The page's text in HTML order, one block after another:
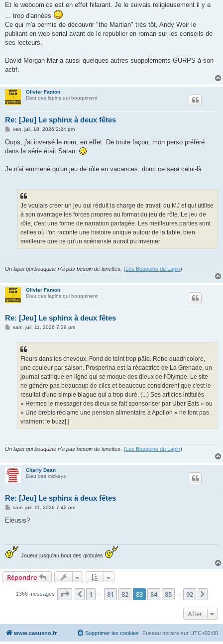
Et le webcomics est en effet hilarant. Je le suivais religieusement il y a
... trop d'années
Ce qui m'a permis de découvrir "the Martian" très tôt, Andy Weir le
publiant en web serial avant de le republier en roman sur les conseils de
ses lecteurs.
David Morgan-Mar a aussi quelques autres supppléments GURPS à son
actif.
Olivier Fanton
Dieu des lapins qui bouquinent
Re: [Jeu] Le sphinx à deux fêtes
M
s
a
ven. juil. 10, 2026 2:24 pm
Oups, j'ai inversé le nom, en effet. De toute façon, mon perso préféré
dans la série était Satan.
Je n'ai emmené qu'un jeu de rôle en vacances, donc ce sera celui-là.
Je voulais créer un jeu qui réduit la charge de travail du MJ et qui utilise
à son avantage les forces propres au format du jeu de rôle. Le jeu de
rôle, c'est une forme de narration partagée. Les meilleures parties sont
celles où l'on raconte une histoire unique autour de la table, bien
meilleure que ce qu'un scénariste aurait pu inventer.
Un lapin qui bouquine n'a pas besoin de lunettes. (Les Bouquins du Lapin)
Olivier Fanton
Dieu des lapins qui bouquinent
Re: [Jeu] Le sphinx à deux fêtes
Msam. juil. 11, 2026 7:39 pm
Fleurs dans les cheveux. Fond de teint trop pâle. Robe quadricolore,
une couleur par saison. Prosperina est la rédactrice de La Grenade, un
journal satirique en ligne qui se moque des dieux de l'Olympe. Le site
ne génère pas beaucoup de clics et beaucoup considèrent que c'est le
résultat d'une simple blague qui a trop duré. (...) Ses articles intitulés
« Hermès le messager des dieux se fait sponsoriser par Uber Eats » ou
« Une brebis réclame une pension alimentaire à Apollon » ne font pas
vraiment le buzz[.]
Un lapin qui bouquine n'a pas besoin de lunettes. (Les Bouquins du Lapin)
Charly Dean
Dieu des mickeys
Re: [Jeu] Le sphinx à deux fêtes
M
s
sam. juil. 11, 2026 7:42 pm
Eleusis?
Joueur jusqu'au bout des globules
Répondre
1366 messages Page 83 sur 92
Précédent
1 81 82 83 84 85 92
Aller
www.casusno.fr Fuseau horaire sur UTC+02:00
Supprimer les cookies